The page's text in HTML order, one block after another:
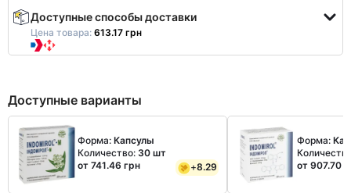
Доступные способы доставки
Цена товара: 613.17 грн
Доступные варианты
Форма: Капсулы
Количество: 30 шт
от 741.46 грн
+8.29
Форма:
от 907.70